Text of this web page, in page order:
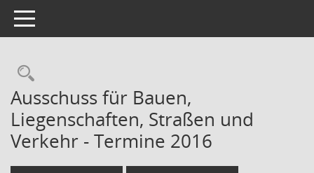
Toggle navigation
Rechercheauswahl
Ausschuss für Bauen,
Liegenschaften, Straßen und
Verkehr - Termine 2016